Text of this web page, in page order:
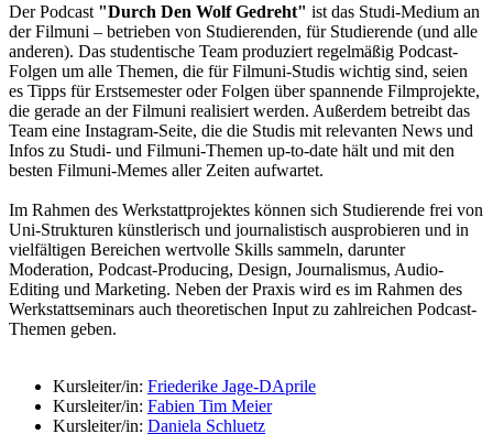
Der Podcast "Durch Den Wolf Gedreht" ist das Studi-Medium an
der Filmuni – betrieben von Studierenden, für Studierende (und alle
anderen). Das studentische Team produziert regelmäßig Podcast-
Folgen um alle Themen, die für Filmuni-Studis wichtig sind, seien
es Tipps für Erstsemester oder Folgen über spannende Filmprojekte,
die gerade an der Filmuni realisiert werden. Außerdem betreibt das
Team eine Instagram-Seite, die die Studis mit relevanten News und
Infos zu Studi- und Filmuni-Themen up-to-date hält und mit den
besten Filmuni-Memes aller Zeiten aufwartet.
Im Rahmen des Werkstattprojektes können sich Studierende frei von
Uni-Strukturen künstlerisch und journalistisch ausprobieren und in
vielfältigen Bereichen wertvolle Skills sammeln, darunter
Moderation, Podcast-Producing, Design, Journalismus, Audio-
Editing und Marketing. Neben der Praxis wird es im Rahmen des
Werkstattseminars auch theoretischen Input zu zahlreichen Podcast-
Themen geben.
Kursleiter/in: Friederike Jage-DAprile
Kursleiter/in: Fabien Tim Meier
Kursleiter/in: Daniela Schluetz